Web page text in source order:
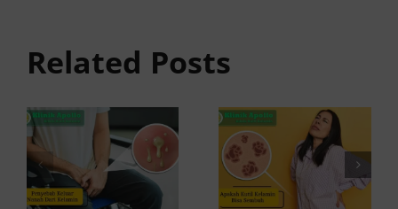
Related Posts
dari
Kelamin
dan Cara
Mengatasi
Apakah
Bisa
Sembuh
Total?